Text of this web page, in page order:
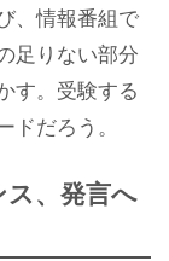
、情報番組で
足りない部分
す。受験する
だろう。
、発言へ